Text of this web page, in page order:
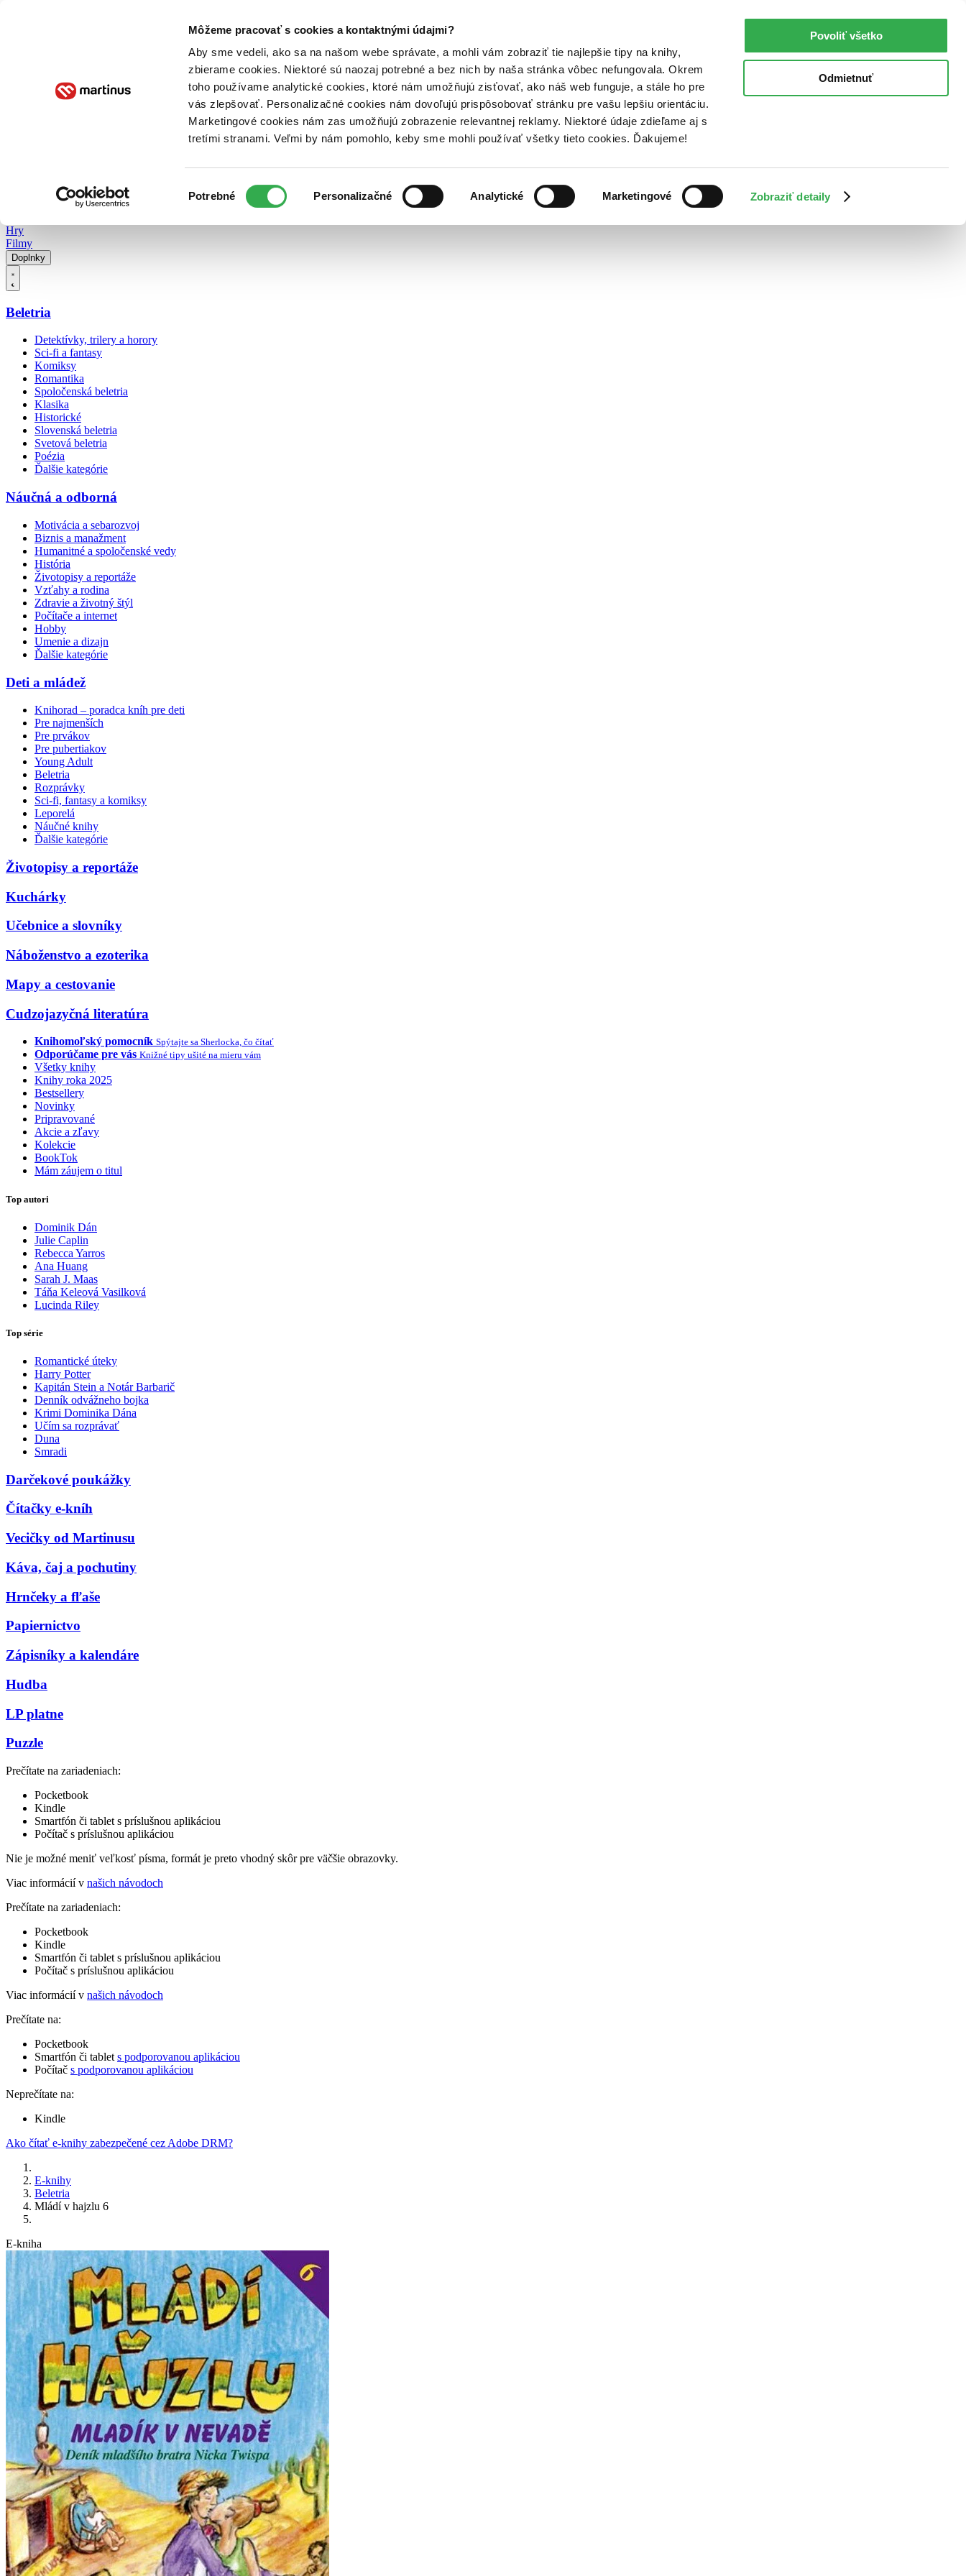
Môžeme pracovať s cookies a kontaktnými údajmi?
Aby sme vedeli, ako sa na našom webe správate, a mohli vám zobraziť tie najlepšie tipy na knihy,
zbierame cookies. Niektoré sú naozaj potrebné a bez nich by naša stránka vôbec nefungovala. Okrem
toho používame analytické cookies, ktoré nám umožňujú zisťovať, ako náš web funguje, a stále ho pre
vás zlepšovať. Personalizačné cookies nám dovoľujú prispôsobovať stránku pre vašu lepšiu orientáciu.
Marketingové cookies nám zas umožňujú zobrazenie relevantnej reklamy. Niektoré údaje zdieľame aj s
tretími stranami. Veľmi by nám pomohlo, keby sme mohli používať všetky tieto cookies. Ďakujeme!
súhlasu
Potrebné Personalizačné Analytické Marketingové Zobraziť detaily
Povoliť všetko
Odmietnuť
Poukážky Kontakt
Hry
Filmy
Doplnky
Beletria
Detektívky, trilery a horory
Sci-fi a fantasy
Komiksy
Romantika
Spoločenská beletria
Klasika
Historické
Slovenská beletria
Svetová beletria
Poézia
Ďalšie kategórie
Náučná a odborná
Motivácia a sebarozvoj
Biznis a manažment
Humanitné a spoločenské vedy
História
Životopisy a reportáže
Vzťahy a rodina
Zdravie a životný štýl
Počítače a internet
Hobby
Umenie a dizajn
Ďalšie kategórie
Deti a mládež
Knihorad – poradca kníh pre deti
Pre najmenších
Pre prvákov
Pre pubertiakov
Young Adult
Beletria
Rozprávky
Sci-fi, fantasy a komiksy
Leporelá
Náučné knihy
Ďalšie kategórie
Životopisy a reportáže
Kuchárky
Učebnice a slovníky
Náboženstvo a ezoterika
Mapy a cestovanie
Cudzojazyčná literatúra
Knihomoľský pomocník Spýtajte sa Sherlocka, čo čítať
Odporúčame pre vás Knižné tipy ušité na mieru vám
Všetky knihy
Knihy roka 2025
Bestsellery
Novinky
Pripravované
Akcie a zľavy
Kolekcie
BookTok
Mám záujem o titul
Top autori
Dominik Dán
Julie Caplin
Rebecca Yarros
Ana Huang
Sarah J. Maas
Táňa Keleová Vasilková
Lucinda Riley
Top série
Romantické úteky
Harry Potter
Kapitán Stein a Notár Barbarič
Denník odvážneho bojka
Krimi Dominika Dána
Učím sa rozprávať
Duna
Smradi
Darčekové poukážky
Čítačky e-kníh
Vecičky od Martinusu
Káva, čaj a pochutiny
Hrnčeky a fľaše
Papiernictvo
Zápisníky a kalendáre
Hudba
LP platne
Puzzle
Prečítate na zariadeniach:
Pocketbook
Kindle
Smartfón či tablet s príslušnou aplikáciou
Počítač s príslušnou aplikáciou
Nie je možné meniť veľkosť písma, formát je preto vhodný skôr pre väčšie obrazovky.
Viac informácií v našich návodoch
Prečítate na zariadeniach:
Pocketbook
Kindle
Smartfón či tablet s príslušnou aplikáciou
Počítač s príslušnou aplikáciou
Viac informácií v našich návodoch
Prečítate na:
Pocketbook
Smartfón či tablet s podporovanou aplikáciou
Počítač s podporovanou aplikáciou
Neprečítate na:
Kindle
Ako čítať e-knihy zabezpečené cez Adobe DRM?
E-knihy
Beletria
Mládí v hajzlu 6
E-kniha